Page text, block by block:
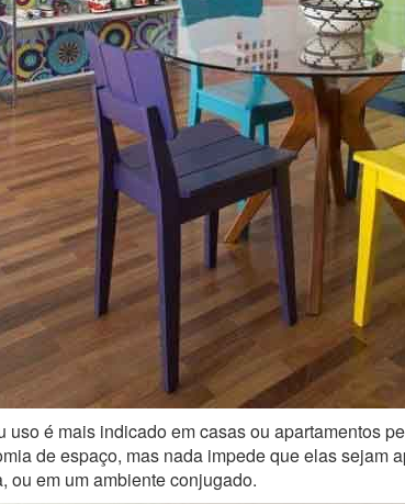
uso é mais indicado em casas ou apartamentos
de espaço, mas nada impede que elas sejam
ou em um ambiente conjugado.